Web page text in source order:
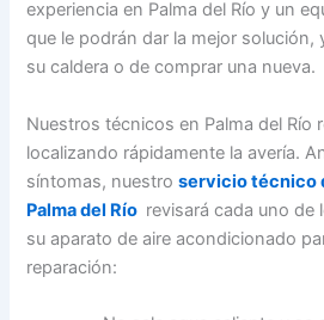
experiencia en Palma del Río y un
que le podrán dar la mejor solución,
su caldera o de comprar una nueva.
Nuestros técnicos en Palma del Río
localizando rápidamente la avería.
síntomas, nuestroservicio técnico
Palma del Río revisará cada uno
su aparato de aire acondicionado
reparación: